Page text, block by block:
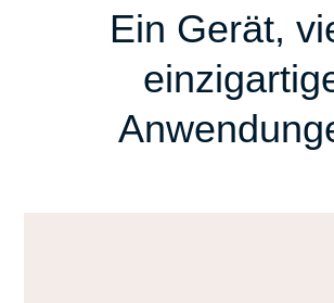
Ein Gerät,